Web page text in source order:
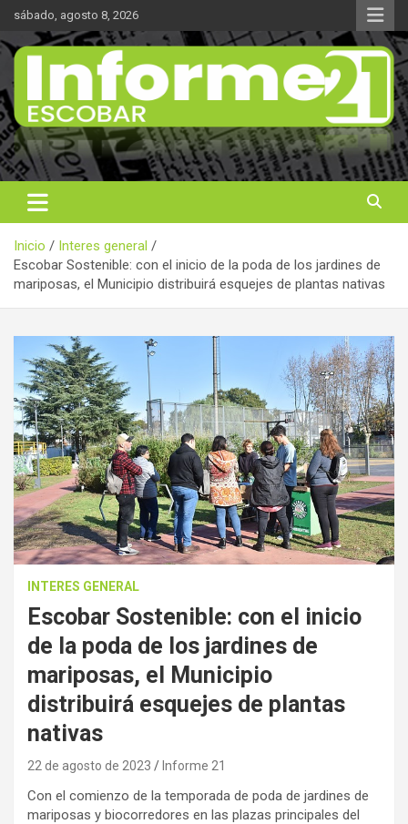
Saltar
contenido
sábado, agosto 8, 2026
Informe 21
Noticas reales
Inicio
Interes general
Escobar Sostenible: con el inicio de la poda de los jardines de
mariposas, el Municipio distribuirá esquejes de plantas nativas
INTERES GENERAL
Escobar Sostenible: con el inicio
de la poda de los jardines de
mariposas, el Municipio
distribuirá esquejes de plantas
nativas
22 de agosto de 2023 Informe 21
Con el comienzo de la temporada de poda de jardines de
mariposas y biocorredores en las plazas principales del